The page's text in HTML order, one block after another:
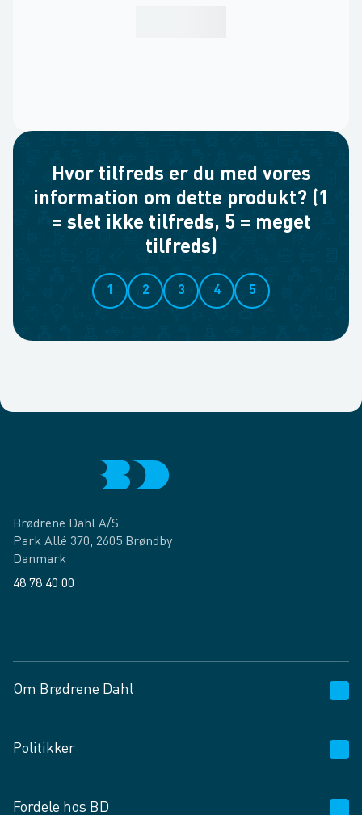
Hvor tilfreds er du med vores
information om dette produkt? (1
= slet ikke tilfreds, 5 = meget
tilfreds)
1 2 3 4 5
Brødrene Dahl A/S
Park Allé 370, 2605 Brøndby
Danmark
48 78 40 00
Om Brødrene Dahl
Vagttelefon 30 10 89 89
Spørgsmål og svar
Job og karriere
Politikker
Fordele hos BD